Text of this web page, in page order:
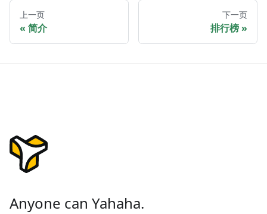
上一页
简介
下一页
排行榜
Anyone can Yahaha.